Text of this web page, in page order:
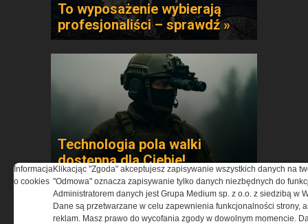
To wyposażenie wybierają
profesjonaliści – sprawdź »
Technologia pola walki
dostępna dla Ciebie!
Przekonaj się »
Informacja
o cookies
Klikacjąc "Zgoda" akceptujesz zapisywanie wszystkich danych na
"Odmowa" oznacza zapisywanie tylko danych niezbędnych do
Administratorem danych jest Grupa Medium sp. z o.o. z siedzibą w
Dane są przetwarzane w celu zapewnienia funkcjonalności strony,
reklam. Masz prawo do wycofania zgody w dowolnym momencie.